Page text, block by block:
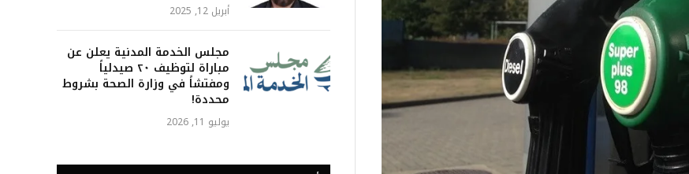
أبريل 12, 2025
مجلس الخدمة المدنية يعلن عن
مباراة لتوظيف ٢٠ صيدلياً
ومفتشاً في وزارة الصحة بشروط
محددة!
يوليو 11, 2026